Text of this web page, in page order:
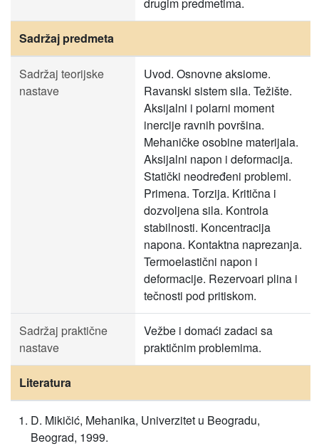
Sadržaj predmeta
Sadržaj teorijske
nastave
Uvod. Osnovne aksiome.
Ravanski sistem sila. Težište.
Aksijalni i polarni moment
inercije ravnih površina.
Mehaničke osobine materijala.
Aksijalni napon i deformacija.
Statički neodređeni problemi.
Primena. Torzija. Kritična i
dozvoljena sila. Kontrola
stabilnosti. Koncentracija
napona. Kontaktna naprezanja.
Termoelastični napon i
deformacije. Rezervoari plina i
tečnosti pod pritiskom.
Sadržaj praktične
nastave
Vežbe i domaći zadaci sa
praktičnim problemima.
Literatura
D. Mikičić, Mehanika, Univerzitet u Beogradu,
Beograd, 1999.